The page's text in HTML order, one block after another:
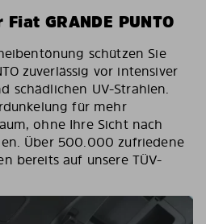
GRANDE PUNTO
schützen Sie
zuverlässig vor intensiver
schädlichen UV-Strahlen.
für mehr
ohne Ihre Sicht nach
Über 500.000 zufriedene
bereits auf unsere TÜV-